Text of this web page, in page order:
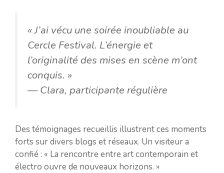
« J’ai vécu une soirée inoubliable au
Cercle Festival. L’énergie et
l’originalité des mises en scène m’ont
conquis. »
— Clara, participante régulière
Des témoignages recueillis illustrent ces moments
forts sur divers blogs et réseaux. Un visiteur a
confié : « La rencontre entre art contemporain et
électro ouvre de nouveaux horizons. »